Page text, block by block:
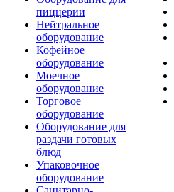
пиццерии
Нейтральное
оборудование
Кофейное
оборудование
Моечное
оборудование
Торговое
оборудование
Оборудование для
раздачи готовых
блюд
Упаковочное
оборудование